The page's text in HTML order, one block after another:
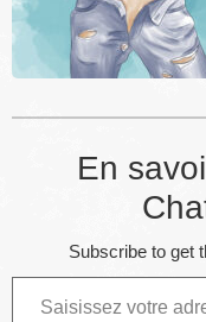
En
Subscribe to get